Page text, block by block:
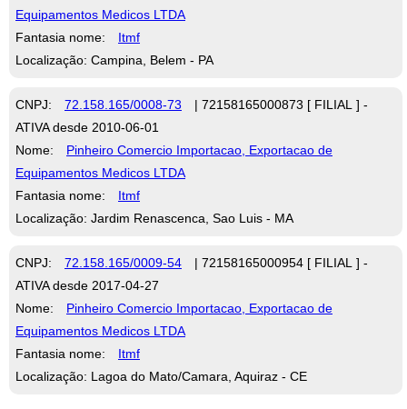
Equipamentos Medicos LTDA
Fantasia nome:
Itmf
Localização: Campina, Belem - PA
CNPJ: 72.158.165/0008-73
| 72158165000873 [ FILIAL ] -
ATIVA desde 2010-06-01
Nome:
Pinheiro Comercio Importacao, Exportacao de
Equipamentos Medicos LTDA
Fantasia nome:
Itmf
Localização: Jardim Renascenca, Sao Luis - MA
CNPJ: 72.158.165/0009-54
| 72158165000954 [ FILIAL ] -
ATIVA desde 2017-04-27
Nome:
Pinheiro Comercio Importacao, Exportacao de
Equipamentos Medicos LTDA
Fantasia nome:
Itmf
Localização: Lagoa do Mato/Camara, Aquiraz - CE